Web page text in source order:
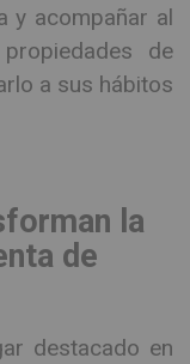
y acompañar al
de
a sus hábitos
la
de
destacado en